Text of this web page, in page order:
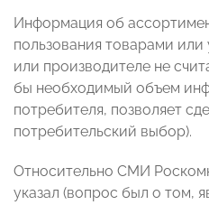
Информация об
пользования товарами или
или производителе не
бы необходимый объем
потребителя, позволяет
потребительский выбор).
Относительно СМИ
указал (вопрос был о том,